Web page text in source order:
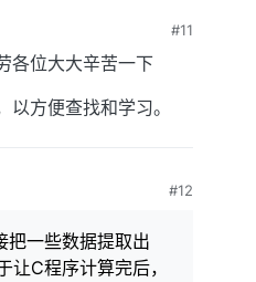
#11
各位大大辛苦一下
方便查找和学习。
#12
把一些数据提取出
C程序计算完后，